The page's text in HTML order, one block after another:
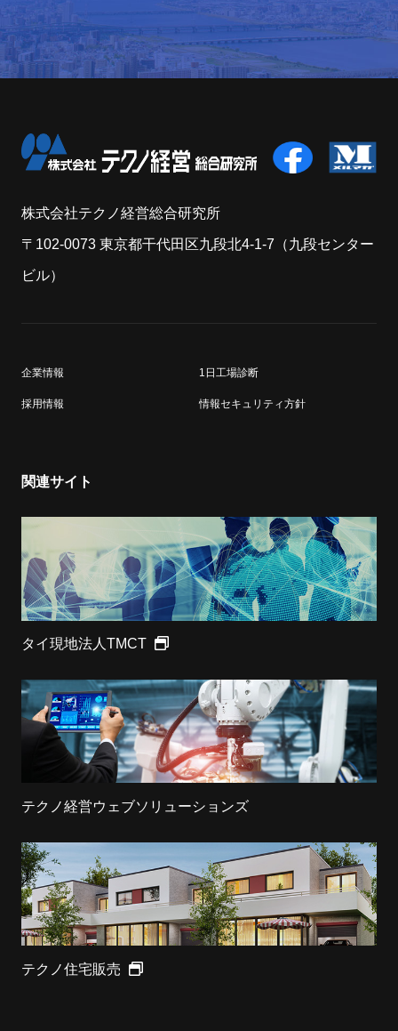
株式会社テクノ経営総合研究所
〒102-0073 東京都干代田区九段北4-1-7（九段センター
ビル）
企業情報 1日工場診断
採用情報 情報セキュリティ方針
関連サイト
タイ現地法人TMCT
テクノ経営ウェブソリューションズ
テクノ住宅販売